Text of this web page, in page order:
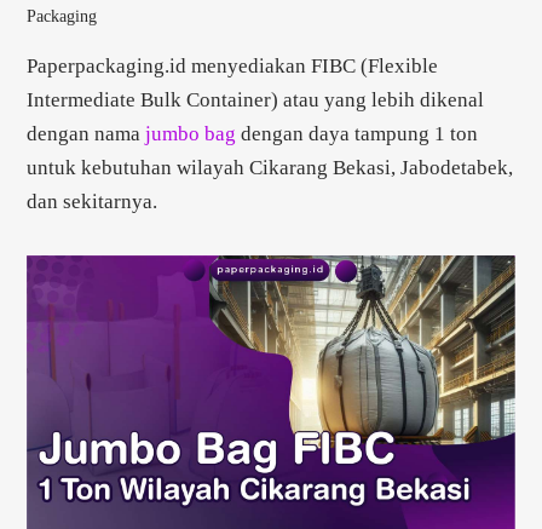
Packaging
Paperpackaging.id menyediakan FIBC (Flexible
Intermediate Bulk Container) atau yang lebih dikenal
dengan namajumbo bag dengan daya tampung 1 ton
untuk kebutuhan wilayah Cikarang Bekasi, Jabodetabek,
dan sekitarnya.